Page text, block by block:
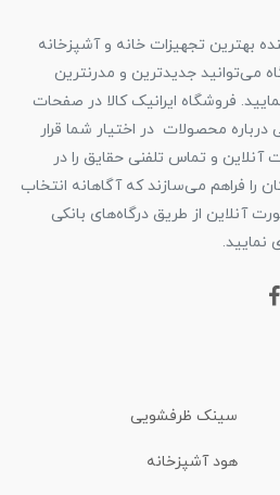
بهترین تجهیزات خانه و آشپزخانه
می‌توانید جدیدترین و مدرنترین
فروشگاه ایرانیک کالا در صفحات
محصولات در اختیار شما قرار
و تماس تلفنی حقایق را در
را فراهم می‌سازند که آگاهانه انتخاب
آنلاین از طریق درگاه‌های بانکی
نمایید.
سینک ظرفشویی
هود آشپزخانه